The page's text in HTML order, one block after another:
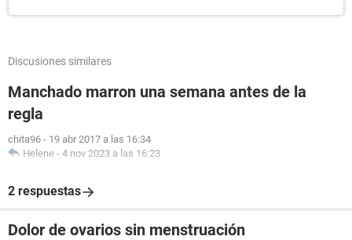
Discusiones similares
Manchado marron una semana antes de la
regla
chita96 - 19 abr 2017 a las 16:34
Helene - 4 nov 2023 a las 16:23
2 respuestas
Dolor de ovarios sin menstruación